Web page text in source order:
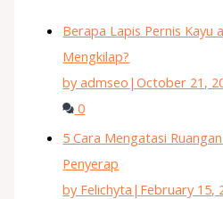
Berapa Lapis Pernis Kayu
Mengkilap?
by admseo |October 21,
0
5 Cara Mengatasi
Penyerap
by Felichyta | February 15,